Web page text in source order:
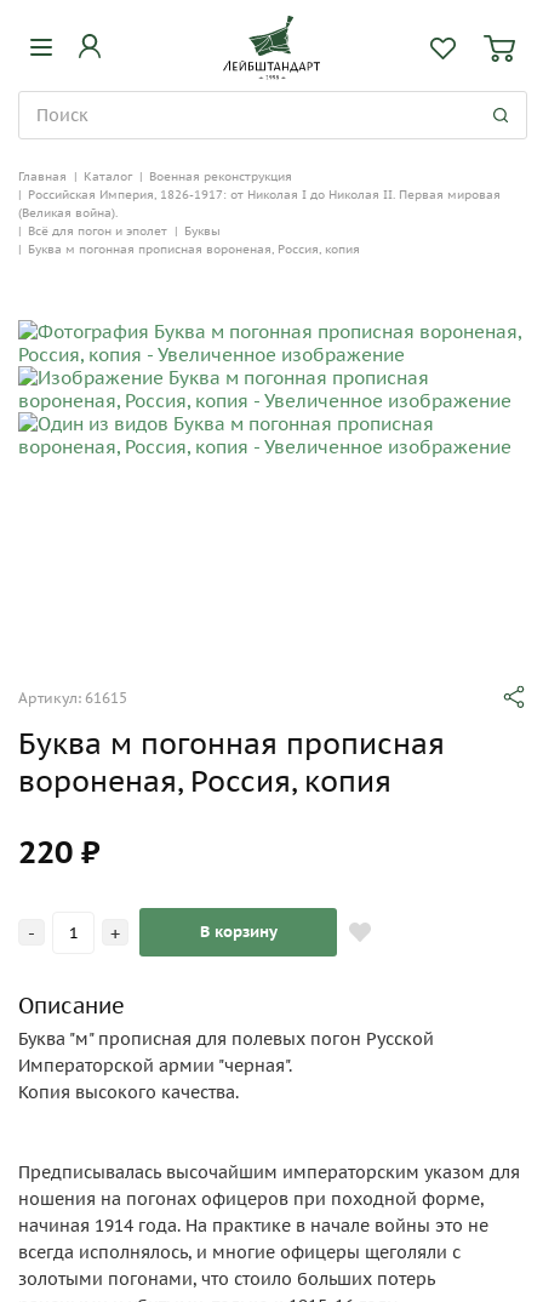
Главная | Каталог | Военная реконструкция
| Российская Империя, 1826-1917: от Николая I до Николая II. Первая мировая
(Великая война).
| Всё для погон и эполет | Буквы
| Буква м погонная прописная вороненая, Россия, копия
Артикул: 61615
Буква м погонная прописная
вороненая, Россия, копия
220 ₽
- + В корзину
Описание
Буква "м" прописная для полевых погон Русской
Императорской армии "черная".
Копия высокого качества.
Предписывалась высочайшим императорским указом для
ношения на погонах офицеров при походной форме,
начиная 1914 года. На практике в начале войны это не
всегда исполнялось, и многие офицеры щеголяли с
золотыми погонами, что стоило больших потерь